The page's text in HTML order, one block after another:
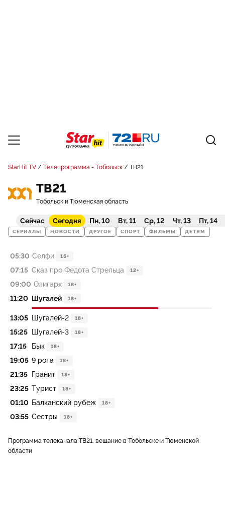
StarHit TV Телепрограмма - Тобольск ТВ21
ТВ21
Тобольск и Тюменская область
Сейчас Сегодня Пн, 10 Вт, 11 Ср, 12 Чт, 13 Пт, 14
СЕРИАЛЫ НОВОСТИ ДРУГОЕ СПОРТ ФИЛЬМЫ ДЕТЯМ
05:30 Селфи 16+
07:15 Сказ про Федота Стрельца 12+
09:00 Олигарх 18+
11:20 Шугалей 18+
13:05 Шугалей-2 18+
15:25 Шугалей-3 18+
17:15 Бык 18+
19:05 9 рота 18+
21:35 Гранит 18+
23:25 Турист 18+
01:10 Балканский рубеж 18+
03:55 Сестры 18+
Программа телеканала ТВ21, вещание в Тобольске и Тюменской
области